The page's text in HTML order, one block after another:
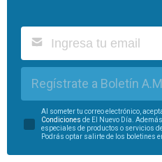
Regístrate a Boletín
Al someter tu correo electrónico,
Condiciones de El Nuevo Día.
especiales de productos o servicios
Podrás optar salirte de los boletines